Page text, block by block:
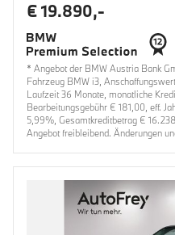
€ 19.890,-
* Angebot der BMW Austria Bank
Fahrzeug BMW i3,
Laufzeit 36 Monate, monatliche
Bearbeitungsgebühr € 181,00, eff.
5,99%, Gesamtkreditbetrag €
Angebot freibleibend. Änderungen